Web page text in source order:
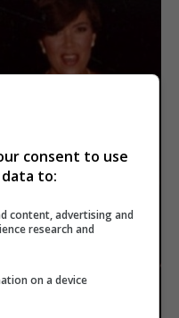
consent to use
to:
content, advertising and
research and
on a device